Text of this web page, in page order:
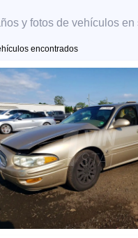
y fotos de vehículos
encontrados